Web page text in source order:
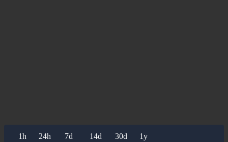
1h
24h
7d
14d
30d
1y